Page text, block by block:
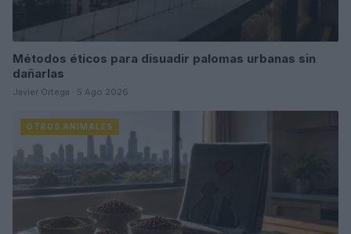
Métodos éticos para disuadir palomas urbanas sin
dañarlas
Javier Ortega · 5 Ago 2026
OTROS ANIMALES